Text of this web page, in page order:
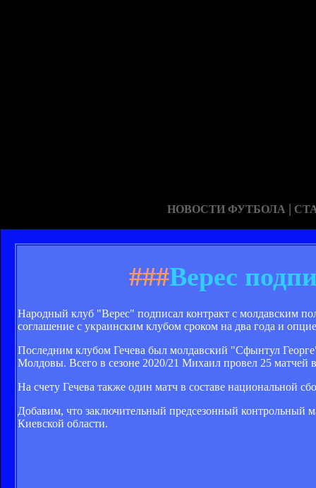
НОВОСТИ ФУТБОЛА |
###Верес
Народный клуб "Верес" подписал контракт с молдавским
соглашение с украинским клубом сроком на два года и
Последним клубом Гечева был молдавский "Сфынтул
Молдовы. Всего в сезоне 2020/21 Михаил провел 25 матчей
На счету Гечева также один матч в составе национальной
Добавим, что заключительный предсезонный контрольный
Киевской области.